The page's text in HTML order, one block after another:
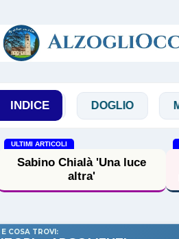
INDICEDOGLIO MAGGI
ULTIMI ARTICOLI
Enzo Bianchi 'La
trasfigurazione mistero di
trasformazione'
E COSA TROVI: